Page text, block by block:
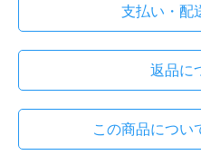
支払い・配
返品に
この商品につい